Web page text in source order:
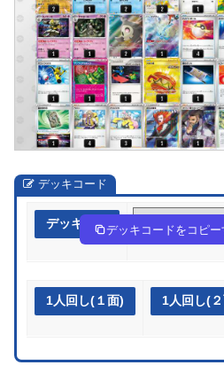
デッキコード
デッキ作成 84c8xD-
デッキコードをコピー
1人回し(１面) 1人回し(